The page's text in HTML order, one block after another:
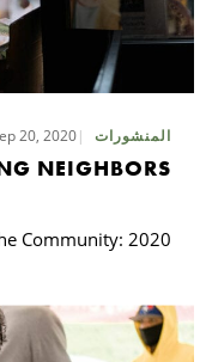
المنشورات 20, 2020
NEIGHBORS
Community: 2020